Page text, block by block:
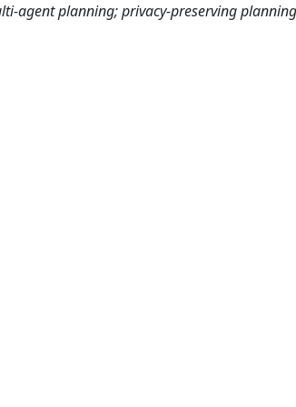
agent planning; privacy-preserving